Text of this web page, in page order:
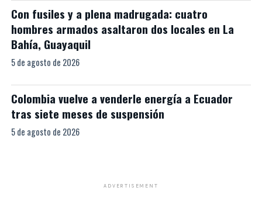
Con fusiles y a plena madrugada: cuatro
hombres armados asaltaron dos locales en La
Bahía, Guayaquil
5 de agosto de 2026
Colombia vuelve a venderle energía a Ecuador
tras siete meses de suspensión
5 de agosto de 2026
ADVERTISEMENT